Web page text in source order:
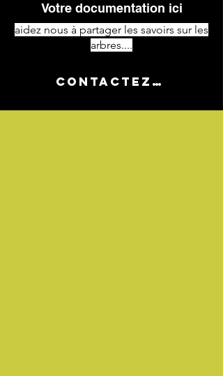
Votre documentation ici
aidez nous à partager les savoirs sur les
arbres....
Contactez-nous !